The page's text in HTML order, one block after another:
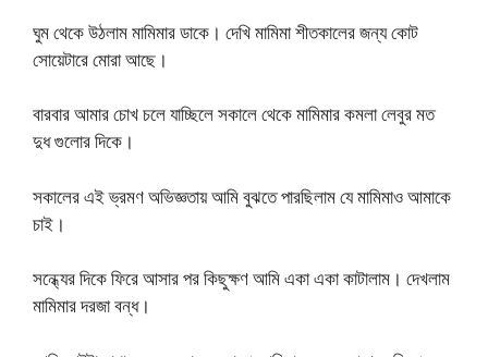
ঘুম থেকে উঠলাম মামিমার ডাকে। দেখি মামিমা শীতকালের জন্য কোট
সোয়েটারে মোরা আছে।
বারবার আমার চোখ চলে যাচ্ছিলে সকালে থেকে মামিমার কমলা লেবুর মত
দুধ গুলোর দিকে।
সকালের এই ভ্রমণ অভিজ্ঞতায় আমি বুঝতে পারছিলাম যে মামিমাও আমাকে
চাই।
সন্ধ্যের দিকে ফিরে আসার পর কিছুক্ষণ আমি একা একা কাটালাম। দেখলাম
মামিমার দরজা বন্ধ।